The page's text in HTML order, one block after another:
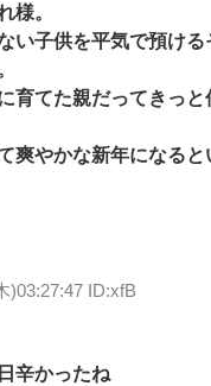
様。
い子供を平気で預け
育てた親だってきっ
爽やかな新年になると
)03:27:47 ID:xfB
辛かったね